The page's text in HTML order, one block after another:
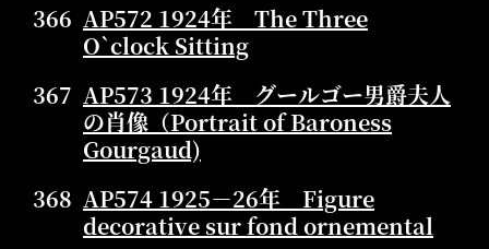
366 AP572 1924年 The Three
O`clock Sitting
367 AP573 1924年 グールゴー男爵夫人
の肖像（Portrait of Baroness
Gourgaud)
368 AP574 1925－26年 Figure
decorative sur fond ornemental